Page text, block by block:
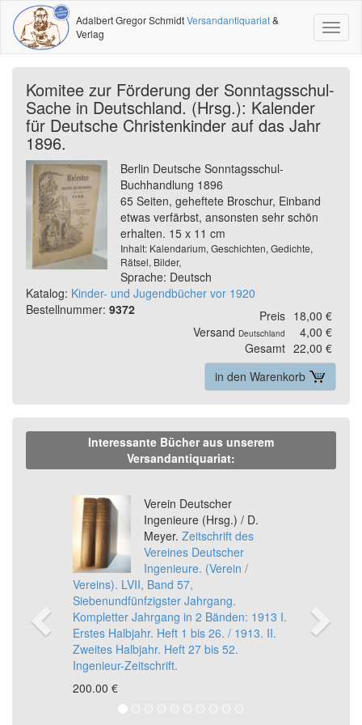
Adalbert Gregor SchmidtVersandantiquariat&
Verlag
Komitee zur Förderung der Sonntagsschul-
Sache in Deutschland. (Hrsg.): Kalender
für Deutsche Christenkinder auf das Jahr
1896.
Berlin Deutsche Sonntagsschul-
Buchhandlung 1896
65 Seiten, geheftete Broschur, Einband
etwas verfärbst, ansonsten sehr schön
erhalten. 15 x 11 cm
Inhalt: Kalendarium, Geschichten, Gedichte,
Rätsel, Bilder,
Sprache: Deutsch
Katalog: Kinder- und Jugendbücher vor 1920
Bestellnummer: 9372 Preis 18,00 €
Versand Deutschland
4,00 €
Gesamt 22,00 €
in den Warenkorb
Interessante Bücher aus unserem
Versandantiquariat:
Verein Deutscher
Ingenieure (Hrsg.) / D.
Meyer. Zeitschrift des
Vereines Deutscher
Ingenieure. (Verein /
Vereins). LVII, Band 57,
Siebenundfünfzigster Jahrgang.
Kompletter Jahrgang in 2 Bänden: 1913 I.
Erstes Halbjahr. Heft 1 bis 26. / 1913. II.
Zweites Halbjahr. Heft 27 bis 52.
Ingenieur-Zeitschrift.
200,00 €
Previous